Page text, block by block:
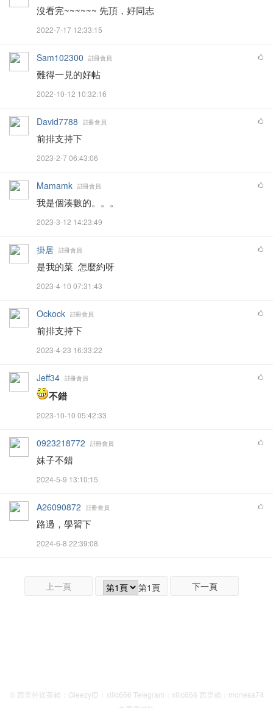
沒看完~~~~~~ 先頂，好同志
2022-7-17 12:33:15
Sam102300 註冊會員
難得一見的好帖
2022-10-12 10:32:16
David7788 註冊會員
前排支持下
2023-2-7 06:43:06
Mamamk 註冊會員
我是個湊數的。。。
2023-3-12 14:23:49
掛居 註冊會員
是我的菜 怎麼約呀
2023-4-10 07:31:43
Ockock 註冊會員
前排支持下
2023-4-23 16:33:22
Jeff34 註冊會員
不錯
2023-10-10 05:42:33
0923218772 註冊會員
妹子不錯
2024-5-9 13:10:15
A26090872 註冊會員
路過，學習下
2024-6-8 22:39:08
上一頁 第1頁 下一頁
© 西里外送茶賴：GleezyID：xilic666 Telegram：xilic666 西里賴：monesa74